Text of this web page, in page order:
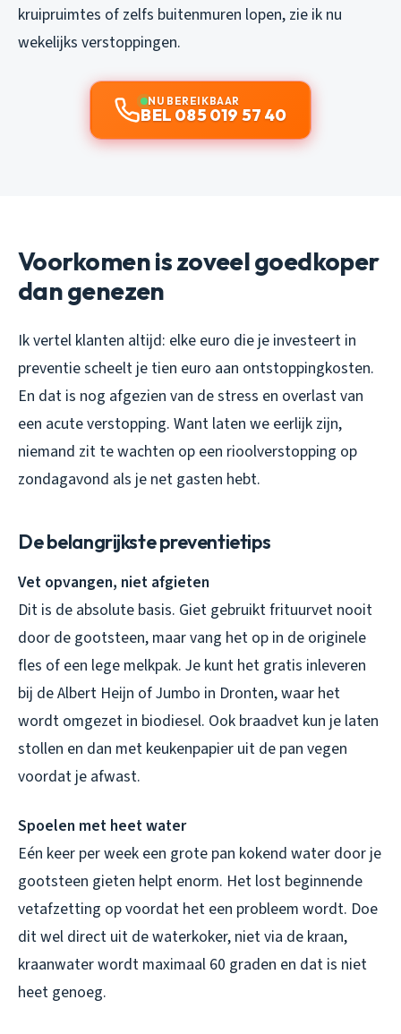
kruipruimtes of zelfs buitenmuren lopen, zie ik nu
wekelijks verstoppingen.
NU BEREIKBAAR
BEL 085 019 57 40
Voorkomen is zoveel goedkoper
dan genezen
Ik vertel klanten altijd: elke euro die je investeert in
preventie scheelt je tien euro aan ontstoppingkosten.
En dat is nog afgezien van de stress en overlast van
een acute verstopping. Want laten we eerlijk zijn,
niemand zit te wachten op een rioolverstopping op
zondagavond als je net gasten hebt.
De belangrijkste preventietips
Vet opvangen, niet afgieten
Dit is de absolute basis. Giet gebruikt frituurvet nooit
door de gootsteen, maar vang het op in de originele
fles of een lege melkpak. Je kunt het gratis inleveren
bij de Albert Heijn of Jumbo in Dronten, waar het
wordt omgezet in biodiesel. Ook braadvet kun je laten
stollen en dan met keukenpapier uit de pan vegen
voordat je afwast.
Spoelen met heet water
Eén keer per week een grote pan kokend water door je
gootsteen gieten helpt enorm. Het lost beginnende
vetafzetting op voordat het een probleem wordt. Doe
dit wel direct uit de waterkoker, niet via de kraan,
kraanwater wordt maximaal 60 graden en dat is niet
heet genoeg.